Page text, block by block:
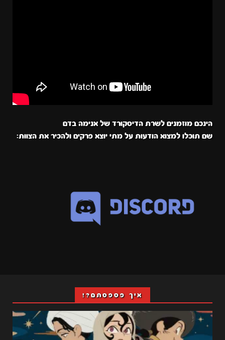
הינכם מוזמנים לשרת הדיסקורד של אנימה בדם
שם תוכלו למצוא הודעות על מתי יוצא פרקים ולהכיר את הצוות:
איך פספסתם?!